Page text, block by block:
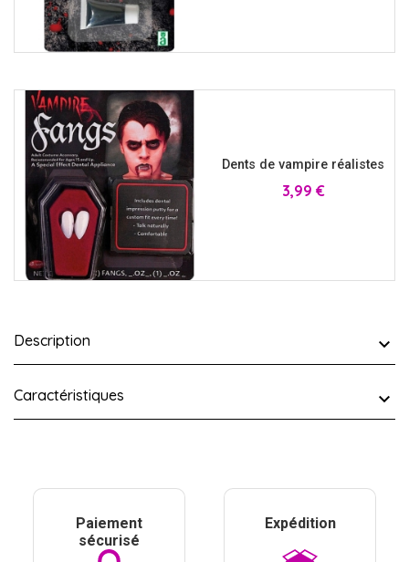
Dents de vampire réalistes
Prix
3,99 €
Description
Caractéristiques
Paiement
sécurisé
Expédition